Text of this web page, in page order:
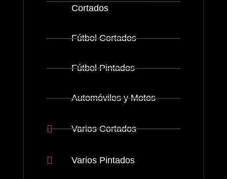
Cortados
Fútbol Cortados
Fútbol Pintados
Automóviles y Motos
Varios Cortados
Varios Pintados